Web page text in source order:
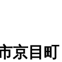
京目